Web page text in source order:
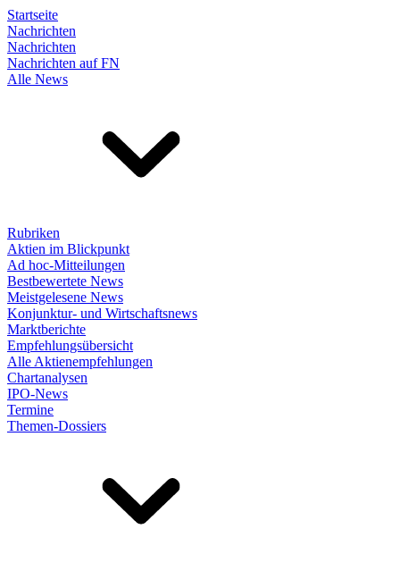
Startseite
Nachrichten
Nachrichten
Nachrichten auf FN
Alle News
Rubriken
Aktien im Blickpunkt
Ad hoc-Mitteilungen
Bestbewertete News
Meistgelesene News
Konjunktur- und Wirtschaftsnews
Marktberichte
Empfehlungsübersicht
Alle Aktienempfehlungen
Chartanalysen
IPO-News
Termine
Themen-Dossiers